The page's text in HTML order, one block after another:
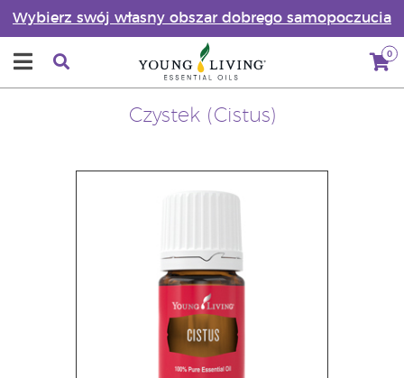
Wybierz swój własny obszar dobrego samopoczucia
0
Czystek (Cistus)